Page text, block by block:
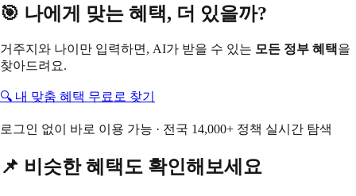
🎯 나에게 맞는 혜택, 더 있을까?
거주지와 나이만 입력하면, AI가 받을 수 있는 모든 정부 혜택을
찾아드려요.
🔍 내 맞춤 혜택 무료로 찾기
로그인 없이 바로 이용 가능 · 전국 14,000+ 정책 실시간 탐색
📌 비슷한 혜택도 확인해보세요